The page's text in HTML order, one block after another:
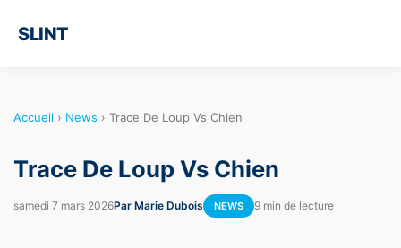
SLINT
Accueil › News › Trace De Loup Vs Chien
Trace De Loup Vs Chien
samedi 7 mars 2026Par Marie Dubois NEWS 9 min de lecture